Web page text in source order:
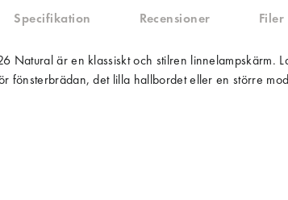
Specifikation Recensioner Filer
Natural är en klassiskt och stilren
fönsterbrädan, det lilla hallbordet eller en större